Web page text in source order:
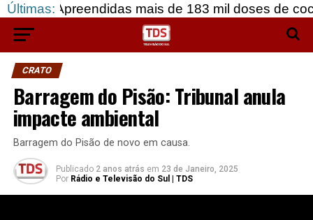
Últimas: mais de 183 mil doses de cocaína, em
CRATO
Barragem do Pisão: Tribunal anula
impacte ambiental
Barragem do Pisão de novo em causa.
Publicado 2 anos atrás em 23 de Janeiro, 2025
Por Rádio e Televisão do Sul | TDS